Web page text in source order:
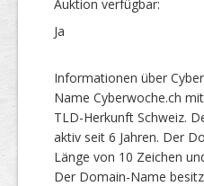
Auktion verfügbar:
Ja
Informationen über
Name Cyberwoche.ch
TLD-Herkunft Schweiz.
aktiv seit 6 Jahren. Der
Länge von 10 Zeichen
Der Domain-Name